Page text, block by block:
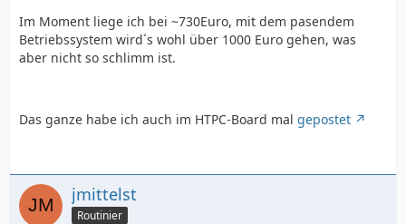
Im Moment liege ich bei ~730Euro, mit dem pasendem
Betriebssystem wird´s wohl über 1000 Euro gehen, was
aber nicht so schlimm ist.
Das ganze habe ich auch im HTPC-Board mal gepostet
jmittelst
Routinier